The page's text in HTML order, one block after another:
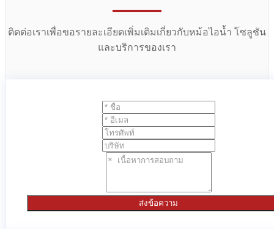
ติดต่อเราเพื่อขอรายละเอียดเพิ่มเติมเกี่ยวกับหม้อไอน้ำ โซลูชัน
และบริการของเรา
ส่งข้อความ